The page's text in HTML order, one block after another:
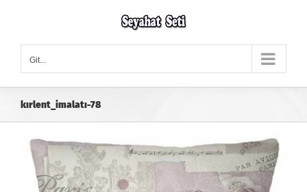
Git...
kırlent_imalatı-78